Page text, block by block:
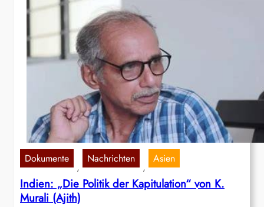
Dokumente
,
Nachrichten
,
Asien
Indien: „Die Politik der Kapitulation“ von K.
Murali (Ajith)